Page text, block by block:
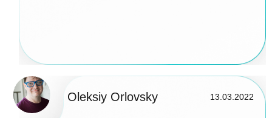
Oleksiy Orlovsky 13.03.2022